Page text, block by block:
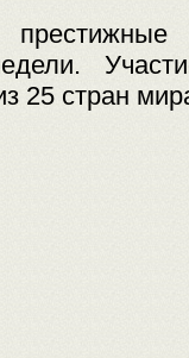
25 стран